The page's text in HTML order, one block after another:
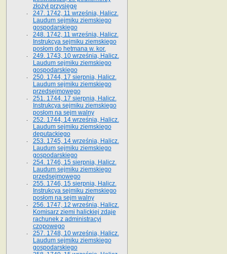
złożył przysięgę
247. 1742, 11 września, Halicz.
Laudum sejmiku ziemskiego
gospodarskiego
248. 1742, 11 września, Halicz.
Instrukcya sejmiku ziemskiego
posłom do hetmana w. kor.
249. 1743, 10 września, Halicz.
Laudum sejmiku ziemskiego
gospodarskiego
250. 1744, 17 sierpnia, Halicz.
Laudum sejmiku ziemskiego
przedsejmowego
251. 1744, 17 sierpnia, Halicz.
Instrukcya sejmiku ziemskiego
posłom na sejm walny
252. 1744, 14 września, Halicz.
Laudum sejmiku ziemskiego
deputackiego
253. 1745, 14 września, Halicz.
Laudum sejmiku ziemskiego
gospodarskiego
254. 1746, 15 sierpnia, Halicz.
Laudum sejmiku ziemskiego
przedsejmowego
255. 1746, 15 sierpnia, Halicz.
Instrukcya sejmiku ziemskiego
posłom na sejm walny
256. 1747, 12 września, Halicz.
Komisarz ziemi halickiej zdaje
rachunek z administracyi
czopowego
257. 1748, 10 września, Halicz.
Laudum sejmiku ziemskiego
gospodarskiego